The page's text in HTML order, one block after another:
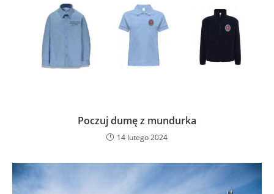
Poczuj dumę z mundurka
14 lutego 2024